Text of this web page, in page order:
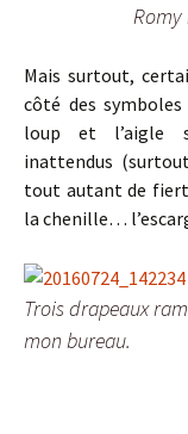
Romy
Mais surtout,
côté des
loup et l’aigle
inattendus
tout autant de
la chenille…
Trois drapeaux
mon bureau.